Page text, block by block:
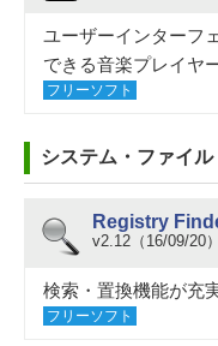
ユーザーインターフ
できる音楽プレイヤ
フリーソフト
システム・ファイル
Registry
v2.12（16/09/20）
検索・置換機能が充
フリーソフト